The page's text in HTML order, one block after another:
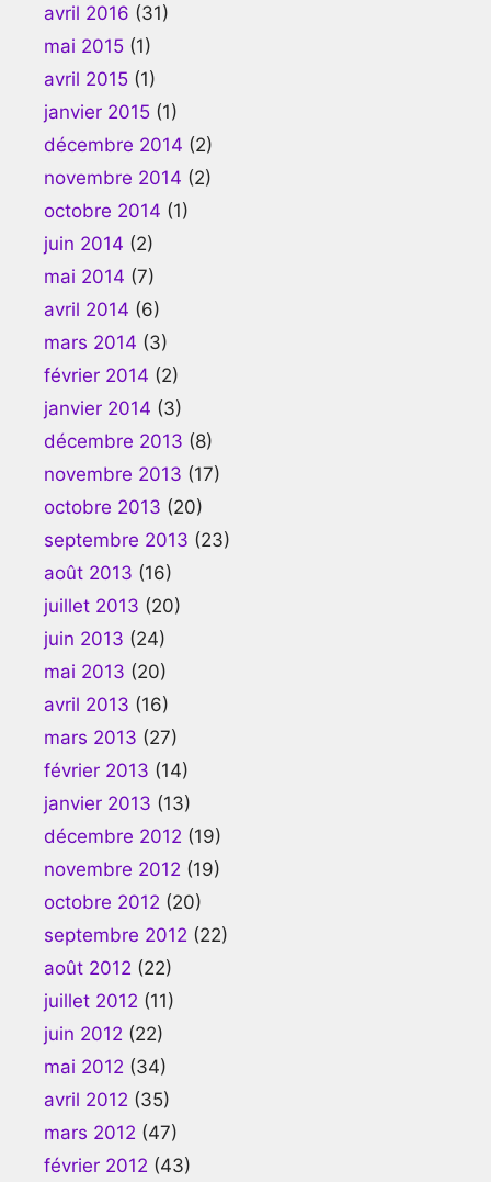
avril 2016 (31)
mai 2015 (1)
avril 2015 (1)
janvier 2015 (1)
décembre 2014 (2)
novembre 2014 (2)
octobre 2014 (1)
juin 2014 (2)
mai 2014 (7)
avril 2014 (6)
mars 2014 (3)
février 2014 (2)
janvier 2014 (3)
décembre 2013 (8)
novembre 2013 (17)
octobre 2013 (20)
septembre 2013 (23)
août 2013 (16)
juillet 2013 (20)
juin 2013 (24)
mai 2013 (20)
avril 2013 (16)
mars 2013 (27)
février 2013 (14)
janvier 2013 (13)
décembre 2012 (19)
novembre 2012 (19)
octobre 2012 (20)
septembre 2012 (22)
août 2012 (22)
juillet 2012 (11)
juin 2012 (22)
mai 2012 (34)
avril 2012 (35)
mars 2012 (47)
février 2012 (43)